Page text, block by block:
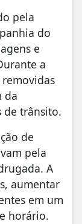
pela
do
e
a
da
de trânsito.
de
pela
A
aumentar
em um
horário.